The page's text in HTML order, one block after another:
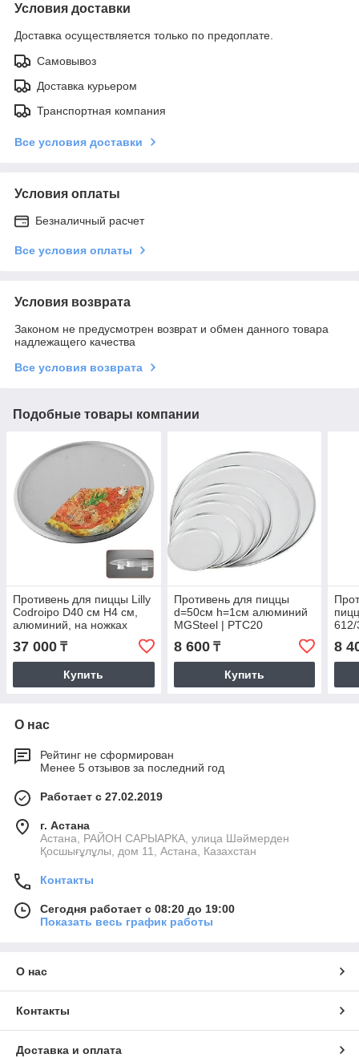
Условия доставки
Доставка осуществляется только по предоплате.
Самовывоз
Доставка курьером
Транспортная компания
Все условия доставки
Условия оплаты
Безналичный расчет
Все условия оплаты
Условия возврата
Законом не предусмотрен возврат и обмен данного товара
надлежащего качества
Все условия возврата
Подобные товары компании
Противень для пиццы Lilly
Codroipo D40 см H4 см,
алюминий, на ножках
37 000 ₸
Купить
Противень для пиццы
d=50см h=1см алюминий
MGSteel | PTC20
8 600₸
Купить
8
О нас
Рейтинг не сформирован
Менее 5 отзывов за последний год
Работает с 27.02.2019
г. Астана
Астана, РАЙОН САРЫАРКА, улица Шәймерден
Қосшығұлұлы, дом 11, Астана, Казахстан
Контакты
Сегодня работает с 08:20 до 19:00
Показать весь график работы
О нас
Контакты
Доставка и оплата